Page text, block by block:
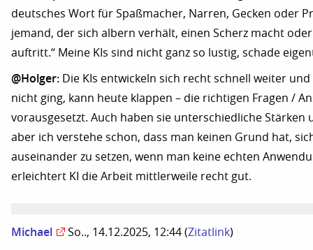
deutsches Wort für Spaßmacher, Narren, Gecken oder
jemand, der sich albern verhält, einen Scherz macht
auftritt.“ Meine KIs sind nicht ganz so lustig, schade
@Holger: Die KIs entwickeln sich recht schnell weiter
nicht ging, kann heute klappen – die richtigen Fragen /
vorausgesetzt. Auch haben sie unterschiedliche Stärken
aber ich verstehe schon, dass man keinen Grund hat,
auseinander zu setzen, wenn man keine echten
erleichtert KI die Arbeit mittlerweile recht gut.
Michael So.., 14.12.2025, 12:44 (Zitatlink)